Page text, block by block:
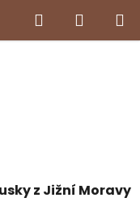
Hledat
KOŠÍK
z Jižní Moravy